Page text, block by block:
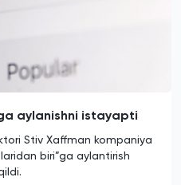
aylanishni istayapti
Stiv Xaffman kompaniya
biri”ga aylantirish